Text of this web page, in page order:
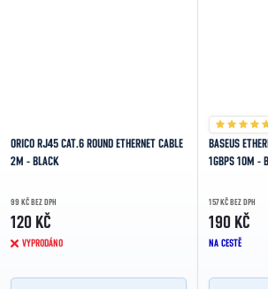
ORICO RJ45 CAT.6 ROUND ETHERNET CABLE
2M - BLACK
99 KČ BEZ DPH
120 KČ
VYPRODÁNO
BASEUS
1GBPS 10M -
157 KČ BEZ DPH
190 KČ
NA CESTĚ